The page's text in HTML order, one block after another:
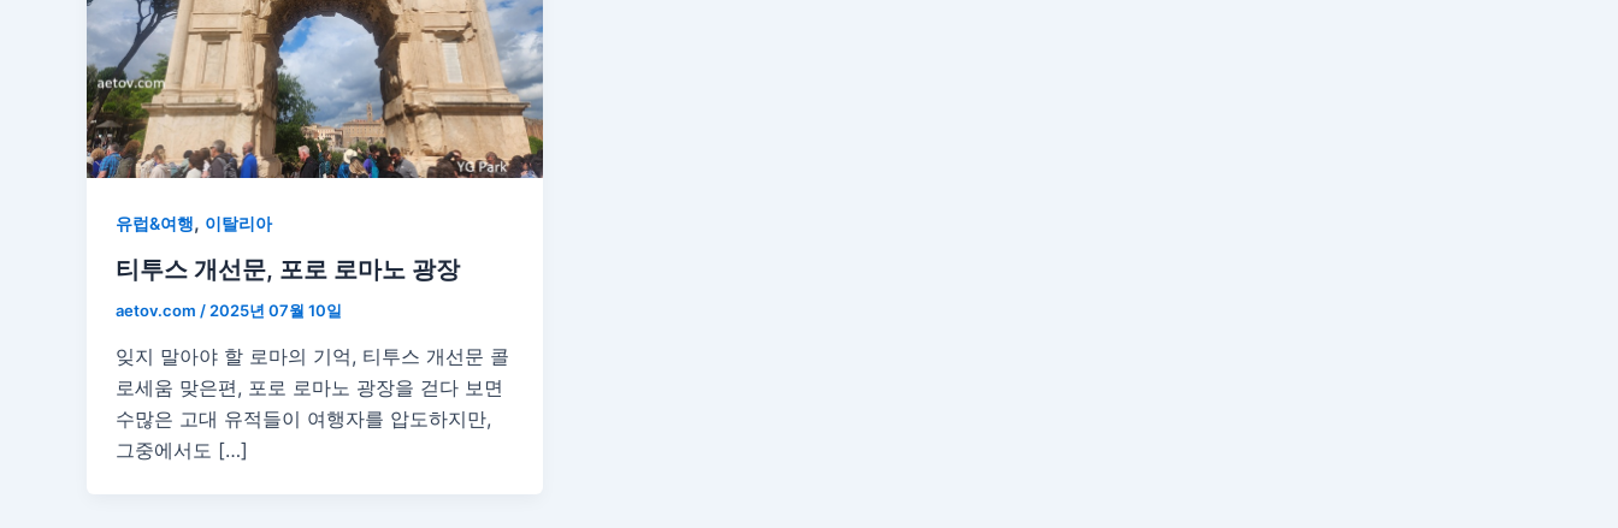
유럽&여행, 이탈리아
티투스 개선문, 포로 로마노 광장
aetov.com / 2025년 07월 10일
잊지 말아야 할 로마의 기억, 티투스 개선문 콜
로세움 맞은편, 포로 로마노 광장을 걷다 보면
수많은 고대 유적들이 여행자를 압도하지만,
그중에서도 […]